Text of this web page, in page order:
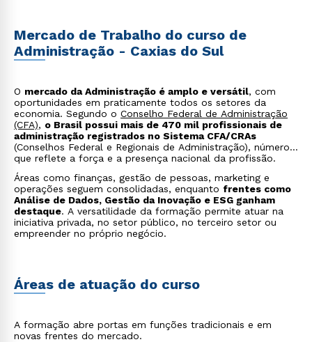
Mercado de Trabalho do curso de
Administração - Caxias do Sul
O mercado da Administração é amplo e versátil, com
oportunidades em praticamente todos os setores da
economia. Segundo o Conselho Federal de Administração
(CFA), o Brasil possui mais de 470 mil profissionais de
administração registrados no Sistema CFA/CRAs
(Conselhos Federal e Regionais de Administração), número
que reflete a força e a presença nacional da profissão.
Áreas como finanças, gestão de pessoas, marketing e
operações seguem consolidadas, enquanto frentes como
Análise de Dados, Gestão da Inovação e ESG ganham
destaque. A versatilidade da formação permite atuar na
iniciativa privada, no setor público, no terceiro setor ou
empreender no próprio negócio.
Áreas de atuação do curso
A formação abre portas em funções tradicionais e em
novas frentes do mercado.